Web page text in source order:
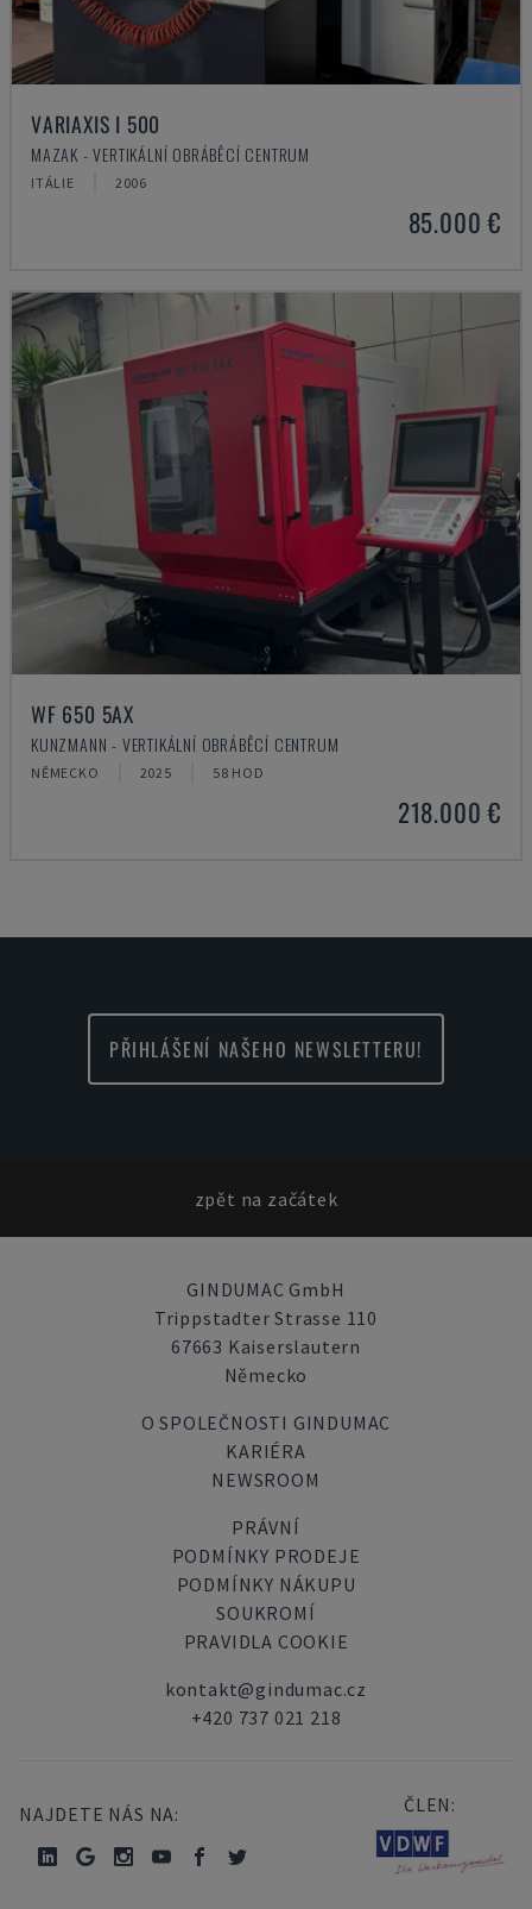
VARIAXIS I 500
MAZAK - VERTIKÁLNÍ OBRÁBĚCÍ CENTRUM
ITÁLIE 2006
85.000 €
WF 650 5AX
KUNZMANN - VERTIKÁLNÍ OBRÁBĚCÍ CENTRUM
NĚMECKO 2025 58 HOD
218.000 €
PŘIHLÁŠENÍ NAŠEHO NEWSLETTERU!
zpět na začátek
GINDUMAC GmbH
Trippstadter Strasse 110
67663 Kaiserslautern
Německo
O SPOLEČNOSTI GINDUMAC
KARIÉRA
NEWSROOM
PRÁVNÍ
PODMÍNKY PRODEJE
PODMÍNKY NÁKUPU
SOUKROMÍ
PRAVIDLA COOKIE
kontakt@gindumac.cz
+420 737 021 218
NAJDETE NÁS NA: ČLEN: